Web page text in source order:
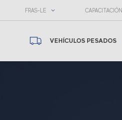
FRAS-LE CAPACITACIÓN
VEHÍCULOS PESADOS